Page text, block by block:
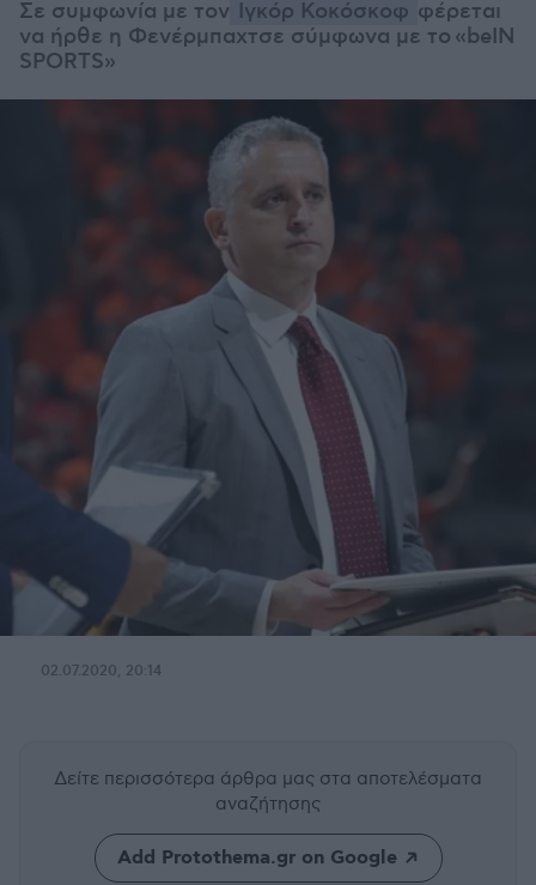
Σε συμφωνία με τον Ιγκόρ Κοκόσκοφ φέρεται
να ήρθε η Φενέρμπαχτσε σύμφωνα με το «beIN
SPORTS»
02.07.2020, 20:14
Δείτε περισσότερα άρθρα μας στα αποτελέσματα
αναζήτησης
Add Protothema.gr on Google